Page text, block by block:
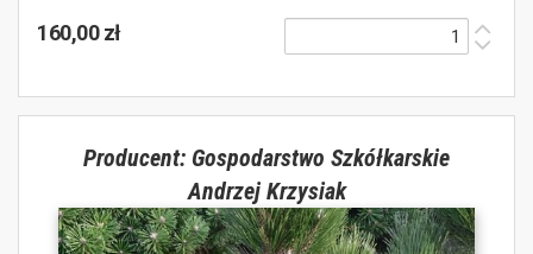
160,00 zł
Producent: Gospodarstwo Szkółkarskie
Andrzej Krzysiak